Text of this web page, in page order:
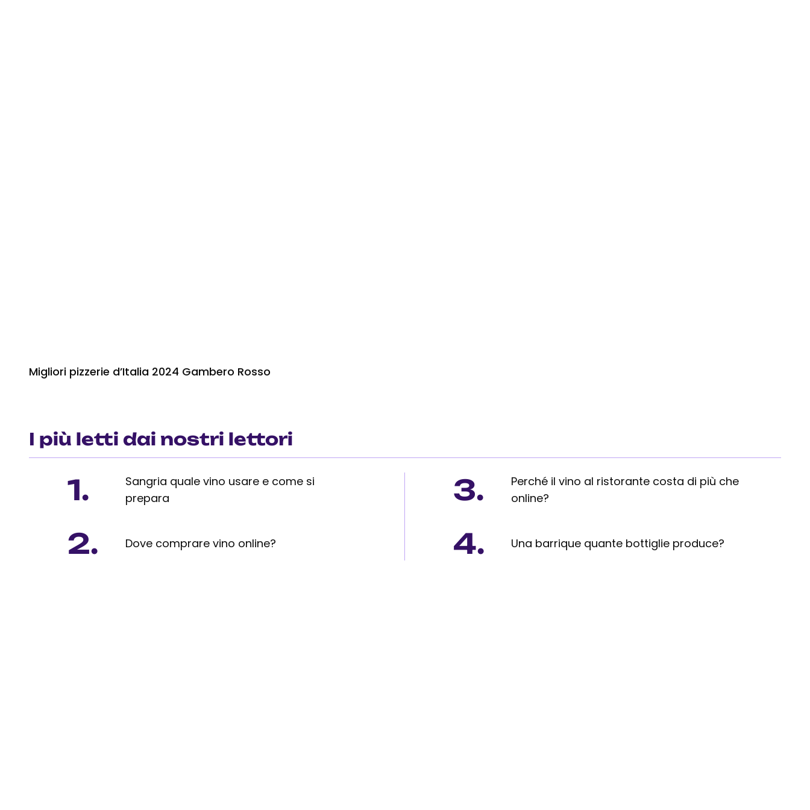
Migliori pizzerie d’Italia 2024 Gambero Rosso
I più letti dai nostri lettori
1.
Sangria quale vino usare e come si
prepara
2. Dove comprare vino online?
3.
Perché il vino al ristorante costa di più che
online?
4. Una barrique quante bottiglie produce?